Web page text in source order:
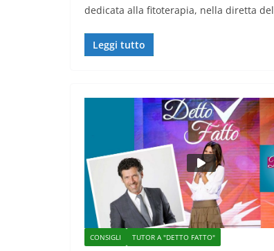
dedicata alla fitoterapia, nella diretta del
Leggi tutto
CONSIGLI TUTOR A "DETTO FATTO"